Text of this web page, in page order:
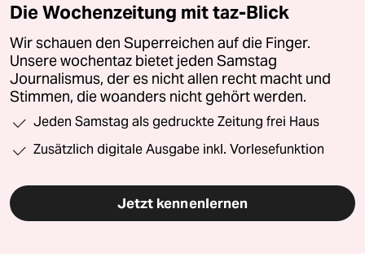
Die Wochenzeitung mit taz-Blick
Wir schauen den Superreichen auf die Finger.
Unsere wochentaz bietet jeden Samstag
Journalismus, der es nicht allen recht macht und
Stimmen, die woanders nicht gehört werden.
Jeden Samstag als gedruckte Zeitung frei Haus
Zusätzlich digitale Ausgabe inkl. Vorlesefunktion
Jetzt kennenlernen